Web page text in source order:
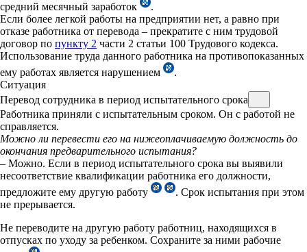
средний месячный заработок
.
Если более легкой работы на предприятии нет, а равно при
отказе работника от перевода – прекратите с ним трудовой
договор по пункту 2 части 2 статьи 100 Трудового кодекса.
Использование труда данного работника на противопоказанных
ему работах является нарушением
.
Ситуация
Перевод сотрудника в период испытательного срока
Работника приняли с испытательным сроком. Он с работой не
справляется.
Можно ли перевести его на нижеоплачиваемую должность до
окончания предварительного испытания?
– Можно. Если в период испытательного срока вы выявили
несоответствие квалификации работника его должности,
предложите ему другую работу
. Срок испытания при этом
не прерывается.
Не переводите на другую работу работниц, находящихся в
отпусках по уходу за ребенком. Сохраните за ними рабочие